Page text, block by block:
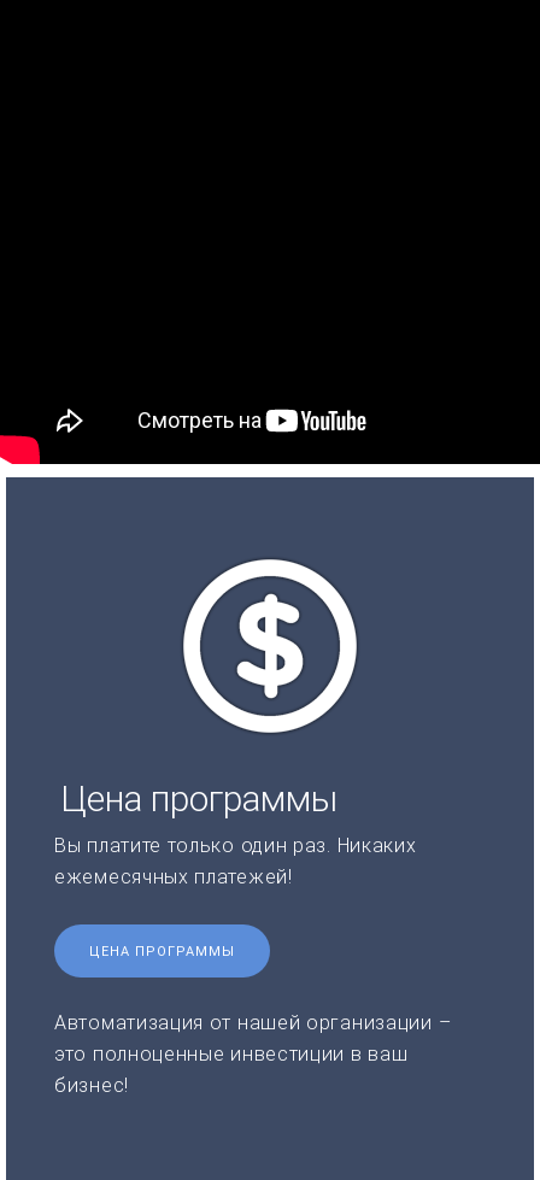
Цена программы
Вы платите только один раз. Никаких
ежемесячных платежей!
ЦЕНА ПРОГРАММЫ
Автоматизация от нашей организации –
это полноценные инвестиции в ваш
бизнес!